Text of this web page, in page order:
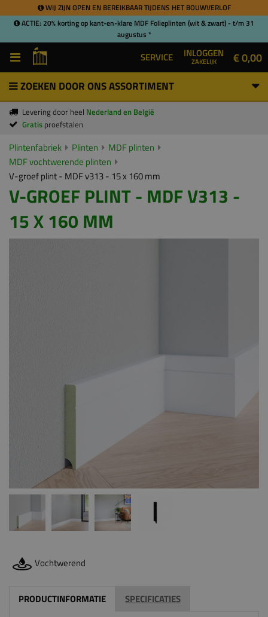
WIJ ZIJN OPEN EN BEREIKBAAR TIJDENS HET BOUWVERLOF
ACTIE: 20% korting op kant-en-klare MDF Folieplinten (wit & zwart) - t/m 31
augustus *
SERVICE INLOGGEN
ZAKELIJK € 0,00
ZOEKEN DOOR ONS ASSORTIMENT
Levering door heel Nederland en België
Gratis proefstalen
Plintenfabriek Plinten
MDF plinten
MDF vochtwerende plinten
V-groef plint - MDF v313 - 15 x 160 mm
V-GROEF PLINT - MDF V313 -
15 X 160 MM
Vochtwerend
PRODUCTINFORMATIE SPECIFICATIES